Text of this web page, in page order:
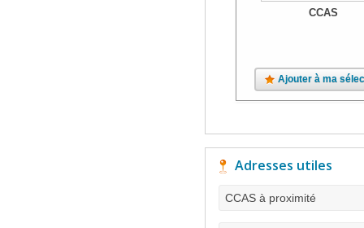
CCAS
Ajouter à ma
Adresses utiles
CCAS à proximité